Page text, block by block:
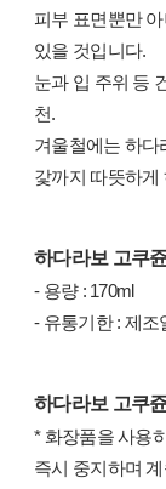
피부 표면뿐만
있을 것입니다.
눈과 입 주위 등
천.
겨울철에는 하다
갗까지 따뜻하게
하다라보 고쿠
- 용량 : 170ml
- 유통기한 : 제조
하다라보 고쿠
* 화장품을 사용
즉시 중지하며